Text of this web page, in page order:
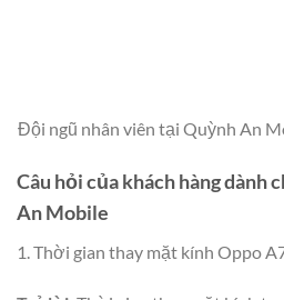
Đội ngũ nhân viên tại Quỳnh An
Câu hỏi của khách hàng dành
An Mobile
1. Thời gian thay mặt kính Oppo